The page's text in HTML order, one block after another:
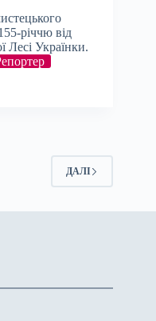
річчю від
Лесі Українки.
ДАЛІ